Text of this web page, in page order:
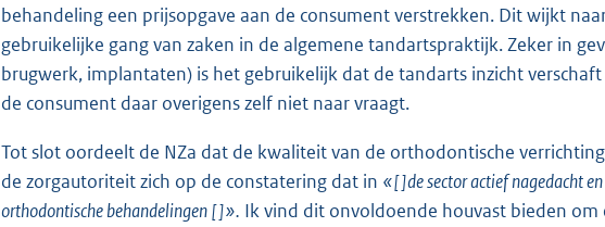
behandeling een prijsopgave aan de consument verstrekken. Dit wijkt
gebruikelijke gang van zaken in de algemene tandartspraktijk. Zeker in
brugwerk, implantaten) is het gebruikelijk dat de tandarts inzicht
de consument daar overigens zelf niet naar vraagt.
Tot slot oordeelt de NZa dat de kwaliteit van de orthodontische
de zorgautoriteit zich op de constatering dat in «[ ]de sector actief nagedacht
orthodontische behandelingen [ ]». Ik vind dit onvoldoende houvast bieden